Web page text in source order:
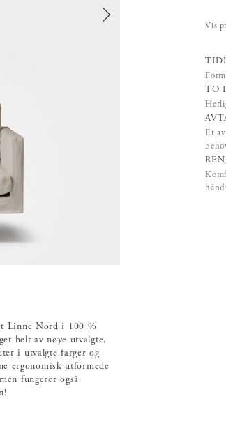
Vis
TO
Et
Linne Nord i 100 %
helt av nøye utvalgte,
i utvalgte farger og
ergonomisk utformede
fungerer også